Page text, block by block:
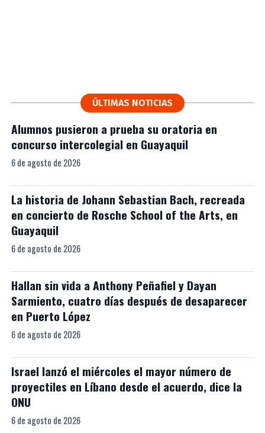
ÚLTIMAS NOTICIAS
Alumnos pusieron a prueba su oratoria en
concurso intercolegial en Guayaquil
6 de agosto de 2026
La historia de Johann Sebastian Bach, recreada
en concierto de Rosche School of the Arts, en
Guayaquil
6 de agosto de 2026
Hallan sin vida a Anthony Peñafiel y Dayan
Sarmiento, cuatro días después de desaparecer
en Puerto López
6 de agosto de 2026
Israel lanzó el miércoles el mayor número de
proyectiles en Líbano desde el acuerdo, dice la
ONU
6 de agosto de 2026